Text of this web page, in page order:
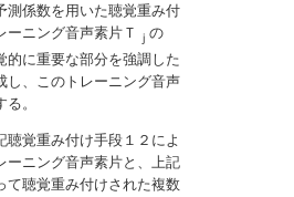
測係数を用いた聴覚重み付
ーニング音声素片Ｔ
ｊ の
的に重要な部分を強調した
し、このトレーニング音声
。
聴覚重み付け手段１２によ
ーニング音声素片と、上記
て聴覚重み付けされた複数